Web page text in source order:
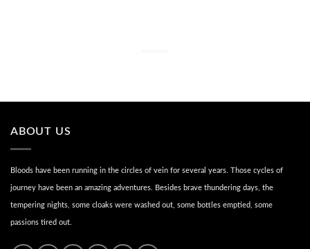
ABOUT US
Bloods have been running in the circles of vein for several years. Those cycles of
journey have been an amazing adventures. Besides brave thundering days, the
tempering nights, some cloaks were washed out, some bottles emptied, some
passions tired out.